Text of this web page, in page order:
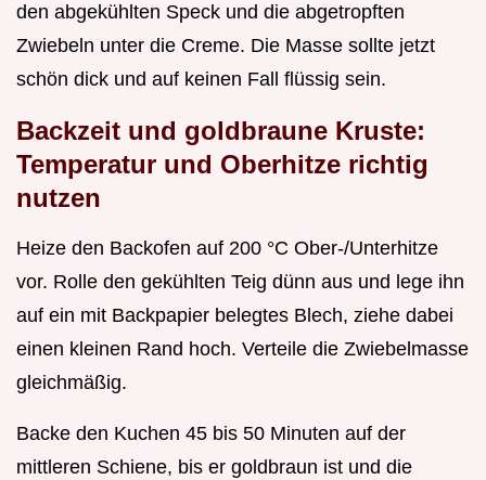
den abgekühlten Speck und die abgetropften
Zwiebeln unter die Creme. Die Masse sollte jetzt
schön dick und auf keinen Fall flüssig sein.
Backzeit und goldbraune Kruste:
Temperatur und Oberhitze richtig
nutzen
Heize den Backofen auf 200 °C Ober-/Unterhitze
vor. Rolle den gekühlten Teig dünn aus und lege ihn
auf ein mit Backpapier belegtes Blech, ziehe dabei
einen kleinen Rand hoch. Verteile die Zwiebelmasse
gleichmäßig.
Backe den Kuchen 45 bis 50 Minuten auf der
mittleren Schiene, bis er goldbraun ist und die